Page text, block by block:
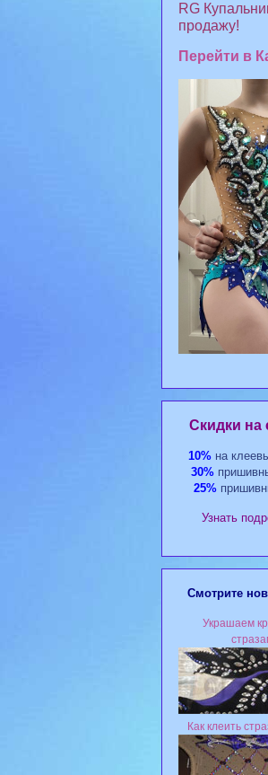
RG
продажу!
Перейти в
Cкидки на
10% на
30%
25%
Узнать
Смотрите
Украшаем
Как клеить